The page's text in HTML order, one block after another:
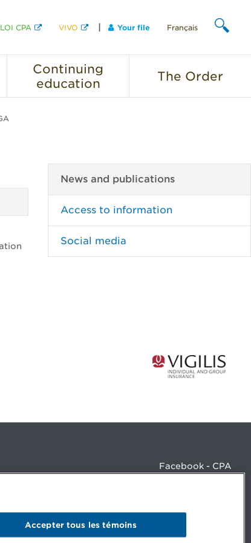
CPA VIVO Your file Français
Continuing
education
The Order
News and publications
Access to information
Social media
Facebook - CPA
LinkedIn - 20 minutes CPA
LinkedIn - Emploi CPA
Accepter tous les témoins